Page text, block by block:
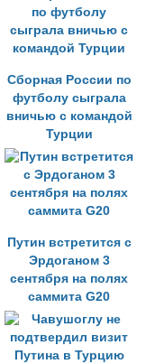
отношений
Сборная России по
футболу сыграла
вничью с командой
Турции
Путин встретится с
Эрдоганом 3
сентября на полях
саммита G20